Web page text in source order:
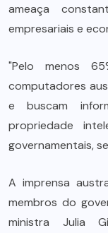
ameaça
empresariais e
"Pelo menos
computadores
e buscam
propriedade
governamentais,
A imprensa
membros do
ministra Julia